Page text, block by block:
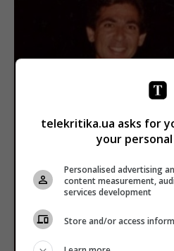
telekritika.ua asks for
your
Personalised advertising
content measurement,
services development
Store and/or access